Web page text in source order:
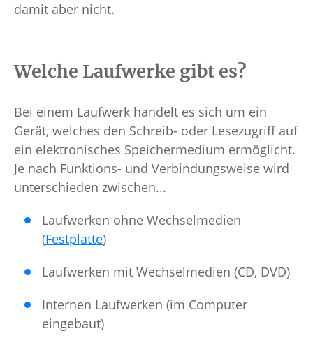
damit aber nicht.
Welche Laufwerke gibt es?
Bei einem Laufwerk handelt es sich um ein
Gerät, welches den Schreib- oder Lesezugriff auf
ein elektronisches Speichermedium ermöglicht.
Je nach Funktions- und Verbindungsweise wird
unterschieden zwischen...
Laufwerken ohne Wechselmedien
(Festplatte)
Laufwerken mit Wechselmedien (CD, DVD)
Internen Laufwerken (im Computer
eingebaut)